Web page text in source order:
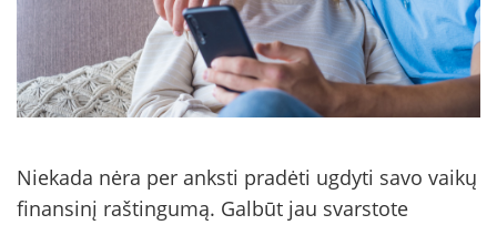
Niekada nėra per anksti pradėti ugdyti savo vaikų
finansinį raštingumą. Galbūt jau svarstote